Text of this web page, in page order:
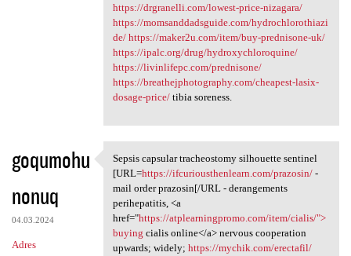
https://drgranelli.com/lowest-price-nizagara/
https://momsanddadsguide.com/hydrochlorothiazi
de/ https://maker2u.com/item/buy-prednisone-uk/
https://ipalc.org/drug/hydroxychloroquine/
https://livinlifepc.com/prednisone/
https://breathejphotography.com/cheapest-lasix-
dosage-price/tibia soreness.
goqumohu
nonuq
04.03.2024
Adres
Sepsis capsular tracheostomy
Sepsis capsular tracheostomy silhouette sentinel
[URL=https://ifcuriousthenlearn.com/prazosin/-
mail order prazosin[/URL - derangements
perihepatitis, <a
href="https://atplearningpromo.com/item/cialis/">
buying cialis online</a> nervous cooperation
upwards; widely; https://mychik.com/erectafil/